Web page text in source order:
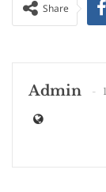
Share
Admin